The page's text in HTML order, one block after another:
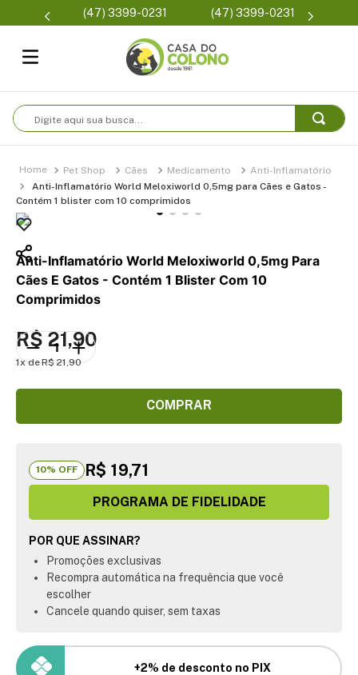
(47) 3399-0231 (47) 3399-0231
Digite aqui sua busca...
Pet Shop Cães Medicamento
Anti-Inflamatório
Anti-Inflamatório World Meloxiworld 0,5mg para Cães e Gatos -
Contém 1 blister com 10 comprimidos
Anti-Inflamatório World Meloxiworld 0,5mg Para
Cães E Gatos - Contém 1 Blister Com 10
Comprimidos
R$21,90
1 R$ 21,90
COMPRAR
10% OFF R$ 19,71
PROGRAMA DE FIDELIDADE
POR QUE ASSINAR?
Promoções exclusivas
Recompra automática na frequência que você
escolher
Cancele quando quiser, sem taxas
+2% de desconto no PIX